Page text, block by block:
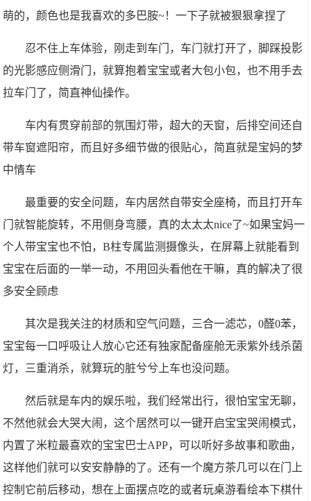
萌的，颜色也是我喜欢的多巴胺~！一下子就被狠狠拿捏了
忍不住上车体验，刚走到车门，车门就打开了，脚踩投影
的光影感应侧滑门，就算抱着宝宝或者大包小包，也不用手去
拉车门了，简直神仙操作。
车内有贯穿前部的氛围灯带，超大的天窗，后排空间还自
带车窗遮阳帘，而且好多细节做的很贴心，简直就是宝妈的梦
中情车
最重要的安全问题，车内居然自带安全座椅，而且打开车
门就智能旋转，不用侧身弯腰，真的太太太nice了~如果宝妈一
个人带宝宝也不怕，B柱专属监测摄像头，在屏幕上就能看到
宝宝在后面的一举一动，不用回头看他在干嘛，真的解决了很
多安全顾虑
其次是我关注的材质和空气问题，三合一滤芯，0醛0苯，
宝宝每一口呼吸让人放心它还有独家配备座舱无汞紫外线杀菌
灯，三重消杀，就算玩的脏兮兮上车也没问题。
然后就是车内的娱乐啦，我们经常出行，很怕宝宝无聊，
不然他就会大哭大闹，这个居然可以一键开启宝宝哭闹模式，
内置了米粒最喜欢的宝宝巴士APP，可以听好多故事和歌曲，
这样他们就可以安安静静的了。还有一个魔方茶几可以在门上
控制它前后移动，想在上面摆点吃的或者玩桌游看绘本下棋什